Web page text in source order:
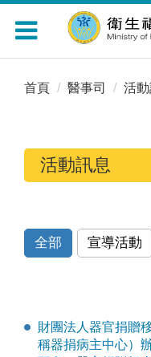
Toggle
navigation
首頁 醫事司 活
活動訊息
全部 宣導活動
財團法人器官捐贈
稱器捐病主中心）